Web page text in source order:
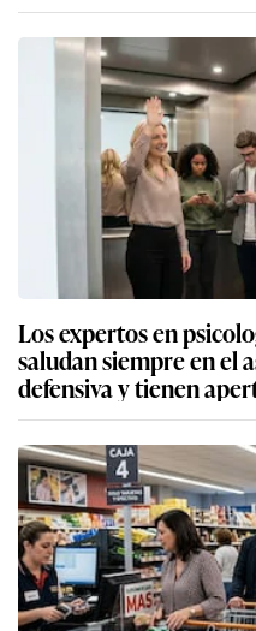
Los expertos en
saludan siempre en el
defensiva y tienen